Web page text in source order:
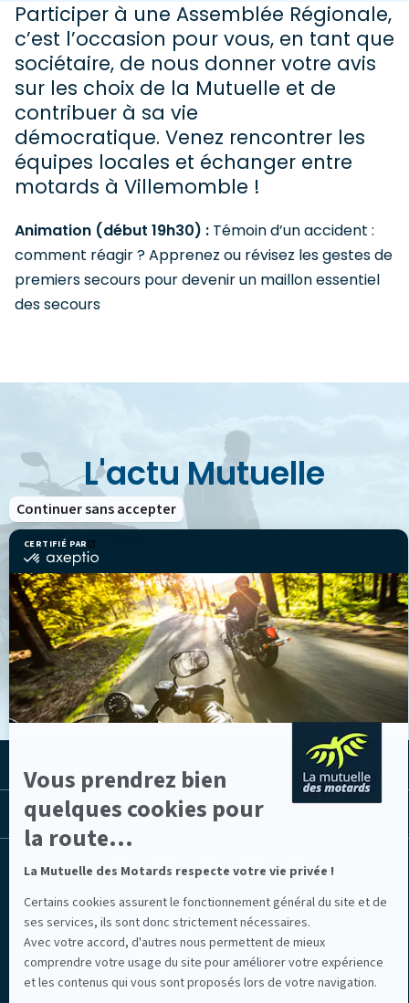
CERTIFIÉ PAR
certifié
Axeptio
-
En
savoir
plus
sur
Axeptio
Vous prendrez bien
quelques cookies pour
la route...
La Mutuelle des Motards respecte votre vie privée !
Certains cookies assurent le fonctionnement général du site et de
ses services, ils sont donc strictement nécessaires.
Avec votre accord, d'autres nous permettent de mieux
comprendre votre usage du site pour améliorer votre expérience
et les contenus qui vous sont proposés lors de votre navigation.
Continuer sans accepter
Participer à une Assemblée Régionale,
c’est l’occasion pour vous, en tant que
sociétaire, de nous donner votre avis
sur les choix de la Mutuelle et de
contribuer à sa vie
démocratique. Venez rencontrer les
équipes locales et échanger entre
motards à Villemomble !
Animation (début 19h30) : Témoin d’un accident :
comment réagir ? Apprenez ou révisez les gestes de
premiers secours pour devenir un maillon essentiel
des secours
L'actu Mutuelle
Découvrez toute l'actualité des passionnés de 2 et
VOIR LES ACTUS
LES LIENS UTILES
(nouvelle
fenêtre)
(nouvelle
fenêtre)
(nouvelle(nouvelle
fenêtre)
TV
(nouvelle
fenêtre)